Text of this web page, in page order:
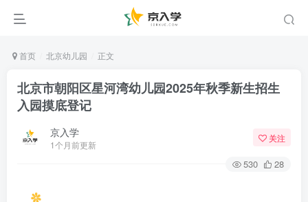
首页 北京幼儿园 正文
北京市朝阳区星河湾幼儿园2025年秋季新生招生
入园摸底登记
京入学
1个月前更新
关注
530 28